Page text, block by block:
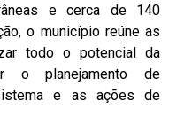
e cerca de 140
o município reúne as
todo o potencial da
o planejamento de
e as ações de